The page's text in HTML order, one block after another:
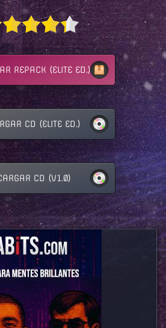
REPACK (ELITE ED.)
CD (ELITE ED.)
CD (V1.0)